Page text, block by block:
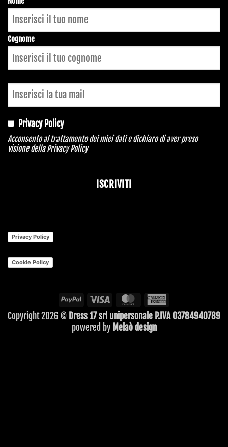
Website *
Cognome
Privacy Policy
Acconsento al trattamento dei miei dati e dichiaro di aver preso
visione dellaPrivacy Policy
ISCRIVITI
Privacy Policy
Cookie Policy
PayPal Visa MasterCard
Express
Copyright 2026 © Dress 17 srl unipersonale P.IVA 03784940789
powered by Melaò design